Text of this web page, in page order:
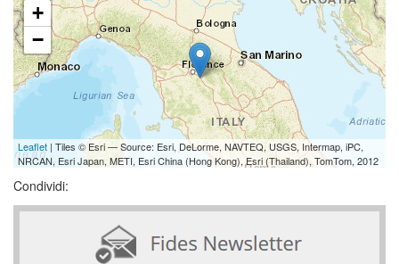
+
−
Leaflet | Tiles © Esri — Source: Esri, DeLorme, NAVTEQ, USGS, Intermap, iPC,
NRCAN, Esri Japan, METI, Esri China (Hong Kong), Esri (Thailand), TomTom, 2012
Condividi: